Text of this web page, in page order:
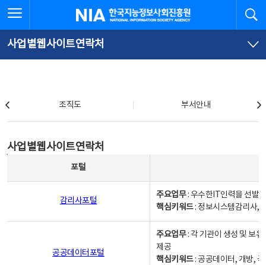
문
로
가
체
뉴
바
가
한국지능정보사회진흥원
사업별웹사이트연락처
조직도 부서안내
사업별웹사이트연락처
포털
감리사포털
주요업무: 우수한IT인력을 선발
핵심키워드: 정보시스템감리사,
공공데이터포털
주요업무: 각 기관이 생성 및 보
제공
핵심키워드: 공공데이터, 개방,